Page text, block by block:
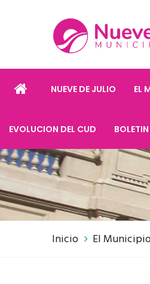
NUEVE DE JULIO EL
EVOLUCION DEL CUD
Inicio El